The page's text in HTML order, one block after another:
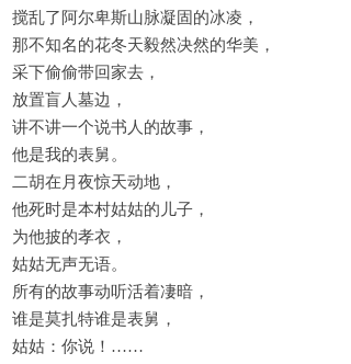
搅乱了阿尔卑斯山脉凝固的冰凌，
那不知名的花冬天毅然决然的华美，
采下偷偷带回家去，
放置盲人墓边，
讲不讲一个说书人的故事，
他是我的表舅。
二胡在月夜惊天动地，
他死时是本村姑姑的儿子，
为他披的孝衣，
姑姑无声无语。
所有的故事动听活着凄暗，
谁是莫扎特谁是表舅，
姑姑：你说！……